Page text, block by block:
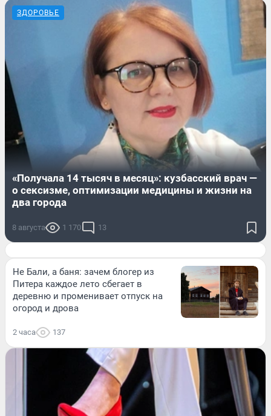
ЗДОРОВЬЕ
«Получала 14 тысяч в месяц»: кузбасский врач —
о сексизме, оптимизации медицины и жизни на
два города
8 августа 1 170 13
Не Бали, а баня: зачем блогер из
Питера каждое лето сбегает в
деревню и променивает отпуск на
огород и дрова
2 часа 137